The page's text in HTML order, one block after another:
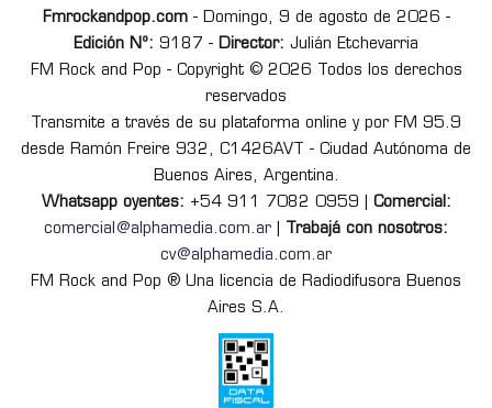
Fmrockandpop.com- Domingo, 9 de agosto de 2026 -
Edición Nº: 9187 - Director: Julián Etchevarria
FM Rock and Pop - Copyright © 2026 Todos los derechos
reservados
Transmite a través de su plataforma online y por FM 95.9
desde Ramón Freire 932, C1426AVT - Ciudad Autónoma de
Buenos Aires, Argentina.
Whatsapp oyentes: +54 911 7082 0959 | Comercial:
comercial@alphamedia.com.ar
Trabajá con nosotros:
cv@alphamedia.com.ar
FM Rock and Pop ® Una licencia de Radiodifusora Buenos
Aires S.A.